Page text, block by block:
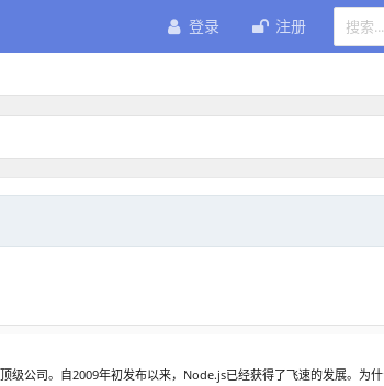
登录 注册
公司。自2009年初发布以来，Node.js已经获得了飞速的发展。为